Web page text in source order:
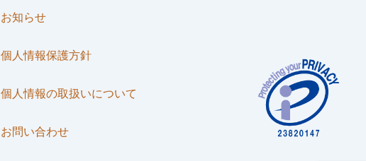
お知らせ
個人情報保護方針
個人情報の取扱いについて
お問い合わせ